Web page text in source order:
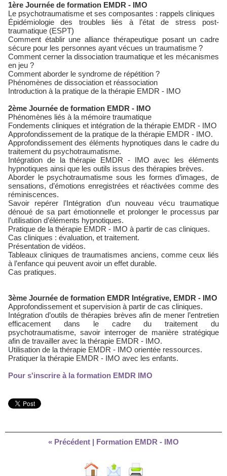
1ère Journée de formation EMDR - IMO
Le psychotraumatisme et ses composantes : rappels cliniques
Épidémiologie des troubles liés à l’état de stress post-
traumatique (ESPT)
Comment établir une alliance thérapeutique posant un cadre
sécure pour les personnes ayant vécues un traumatisme ?
Comment cerner la dissociation traumatique et les mécanismes
en jeu ?
Comment aborder le syndrome de répétition ?
Phénomènes de dissociation et réassociation
Introduction à la pratique de la thérapie EMDR - IMO
2ème Journée de formation EMDR - IMO
Phénomènes liés à la mémoire traumatique
Fondements cliniques et intégration de la thérapie EMDR - IMO
Approfondissement de la pratique de la thérapie EMDR - IMO.
Approfondissement des éléments hypnotiques dans le cadre du
traitement du psychotraumatisme.
Intégration de la thérapie EMDR - IMO avec les éléments
hypnotiques ainsi que les outils issus des thérapies brèves.
Aborder le psychotraumatisme sous les formes d’images, de
sensations, d’émotions enregistrées et réactivées comme des
réminiscences.
Savoir repérer l’Intégration d’un nouveau vécu traumatique
dénoué de sa part émotionnelle et prolonger le processus par
l’utilisation d’éléments hypnotiques.
Pratique de la thérapie EMDR - IMO à partir de cas cliniques.
Cas cliniques : évaluation, et traitement.
Présentation de vidéos.
Tableaux cliniques de traumatismes anciens, comme ceux liés
à l’enfance qui peuvent avoir un effet durable.
Cas pratiques.
3ème Journée de formation EMDR Intégrative, EMDR - IMO
Approfondissement et supervision à partir de cas cliniques.
Intégration d’outils de thérapies brèves afin de mener l’entretien
efficacement dans le cadre du traitement du
psychotraumatisme, savoir interroger de manière stratégique
afin de travailler avec la thérapie EMDR - IMO.
Utilisation de la thérapie EMDR - IMO orientée ressources.
Pratiquer la thérapie EMDR - IMO avec les enfants.
Pour s'inscrire à la formation EMDR IMO
« Précédent | Formation EMDR - IMO